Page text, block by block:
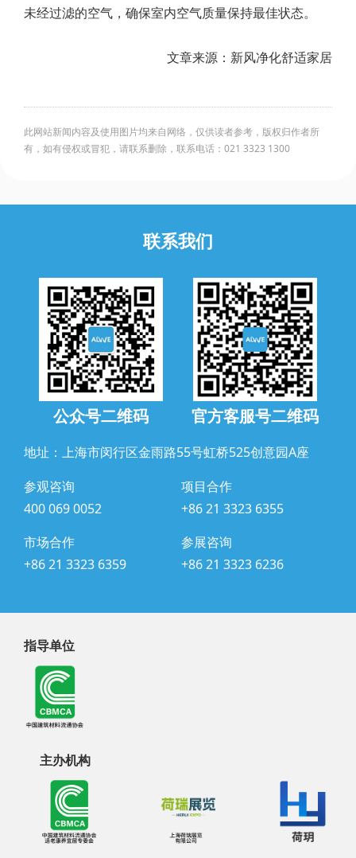
未经过滤的空气，确保室内空气质量保持最佳状态。
文章来源：新风净化舒适家居
此网站新闻内容及使用图片均来自网络，仅供读者参考，版权归作者所
有，如有侵权或冒犯，请联系删除，联系电话：021 3323 1300
联系我们
公众号二维码 官方客服号二维码
地址：上海市闵行区金雨路55号虹桥525创意园A座
参观咨询
400 069 0052
项目合作
+86 21 3323 6355
市场合作
+86 21 3323 6359
参展咨询
+86 21 3323 6236
指导单位
主办机构